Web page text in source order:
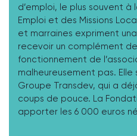
d’emploi, le plus souvent
Emploi et des Missions
et marraines expriment
recevoir un complément
fonctionnement de
malheureusement pas. Elle
Groupe Transdev, qui a
coups de pouce. La
apporter les 6 000 euros